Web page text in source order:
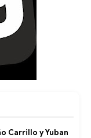
Carrillo y Yuban